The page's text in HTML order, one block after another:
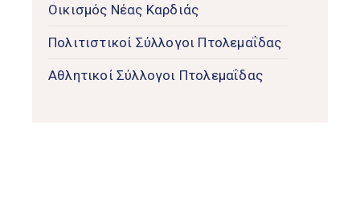
Οικισμός Νέας Καρδιάς
Πολιτιστικοί Σύλλογοι Πτολεμαΐδας
Αθλητικοί Σύλλογοι Πτολεμαΐδας